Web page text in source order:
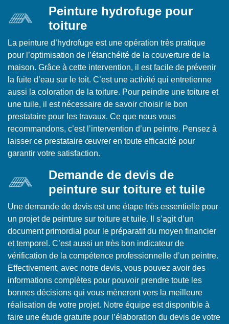
Peinture hydrofuge pour
toiture
La peinture d’hydrofuge est une opération très pratique
pour l’optimisation de l’étanchéité de la couverture de la
maison. Grâce à cette intervention, il est facile de prévenir
la fuite d’eau sur le toit. C’est une activité qui entretienne
aussi la coloration de la toiture. Pour peindre une toiture et
une tuile, il est nécessaire de savoir choisir le bon
prestataire pour les travaux. Ce que nous vous
recommandons, c’est l’intervention d’un peintre. Pensez à
laisser ce prestataire œuvrer en toute efficacité pour
garantir votre satisfaction.
Demande de devis de
peinture sur toiture et tuile
Une demande de devis est une étape très essentielle pour
un projet de peinture sur toiture et tuile. Il s’agit d’un
document primordial pour le préparatif du moyen financier
et temporel. C’est aussi un très bon indicateur de
vérification de la compétence professionnelle d’un peintre.
Effectivement, avec notre devis, vous pouvez avoir des
informations complètes pour pouvoir prendre toute les
bonnes décisions qui vous mèneront vers la meilleure
réalisation de votre projet. Notre équipe est disponible à
faire une étude gratuite pour l’élaboration du devis de votre